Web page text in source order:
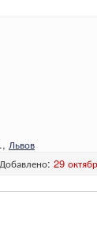
Львов
Добавлено: 29